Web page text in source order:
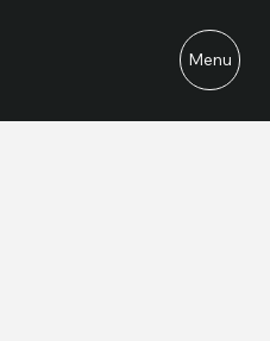
Menu